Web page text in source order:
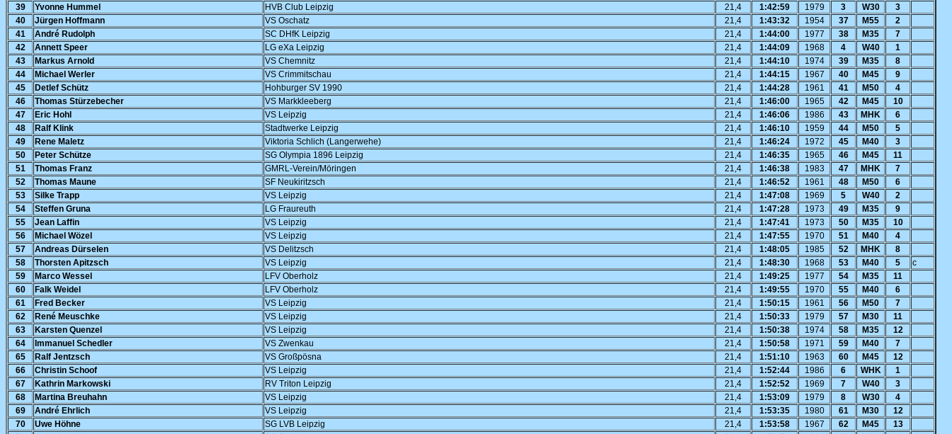
39
Yvonne Hummel HVB Club Leipzig 21,4 1:42:59 1979 3 W30
3
40
Jürgen Hoffmann VS Oschatz 21,4 1:43:32 1954 37 M55
2
41
André Rudolph SC DHfK Leipzig 21,4 1:44:00 1977 38 M35
7
42
Annett Speer LG eXa Leipzig 21,4 1:44:09 1968 4 W40
1
43
Markus Arnold VS Chemnitz 21,4 1:44:10 1974 39 M35
8
44
Michael Werler VS Crimmitschau 21,4 1:44:15 1967 40 M45
9
45
Detlef Schütz Hohburger SV 1990 21,4 1:44:28 1961 41 M50
4
46
Thomas Stürzebecher VS Markkleeberg 21,4 1:46:00 1965 42 M45
10
47
Eric Hohl VS Leipzig 21,4 1:46:06 1986 43 MHK
6
48
Ralf Klink Stadtwerke Leipzig 21,4 1:46:10 1959 44 M50
5
49
Rene Maletz Viktoria Schlich (Langerwehe) 21,4 1:46:24 1972 45 M40
3
50
Peter Schütze SG Olympia 1896 Leipzig 21,4 1:46:35 1965 46 M45
11
51
Thomas Franz GMRL-Verein/Möringen 21,4 1:46:38 1983 47 MHK
7
52
Thomas Maune SF Neukiritzsch 21,4 1:46:52 1961 48 M50
6
53
Silke Trapp VS Leipzig 21,4 1:47:08 1969 5 W40
2
54
Steffen Gruna LG Fraureuth 21,4 1:47:28 1973 49 M35
9
55
Jean Laffin VS Leipzig 21,4 1:47:41 1973 50 M35
10
56
Michael Wözel VS Leipzig 21,4 1:47:55 1970 51 M40
4
57
Andreas Dürselen VS Delitzsch 21,4 1:48:05 1985 52 MHK
8
58
Thorsten Apitzsch VS Leipzig 21,4 1:48:30 1968 53 M40 5
c
59
Marco Wessel LFV Oberholz 21,4 1:49:25 1977 54 M35
11
60
Falk Weidel LFV Oberholz 21,4 1:49:55 1970 55 M40
6
61
Fred Becker VS Leipzig 21,4 1:50:15 1961 56 M50
7
62
René Meuschke VS Leipzig 21,4 1:50:33 1979 57 M30
11
63
Karsten Quenzel VS Leipzig 21,4 1:50:38 1974 58 M35
12
64
Immanuel Schedler VS Zwenkau 21,4 1:50:58 1971 59 M40
7
65
Ralf Jentzsch VS Großpösna 21,4 1:51:10 1963 60 M45
12
66
Christin Schoof VS Leipzig 21,4 1:52:44 1986 6 WHK
1
67
Kathrin Markowski RV Triton Leipzig 21,4 1:52:52 1969 7 W40
3
68
Martina Breuhahn VS Leipzig 21,4 1:53:09 1979 8 W30
4
69
André Ehrlich VS Leipzig 21,4 1:53:35 1980 61 M30
12
70
Uwe Höhne SG LVB Leipzig 21,4 1:53:58 1967 62 M45
13